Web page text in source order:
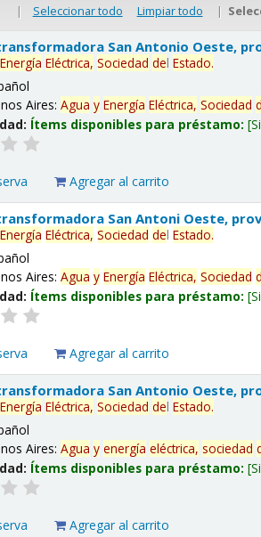
| Seleccionar todo Limpiar todo |
San Antonio Oeste,
Energía Eléctrica, Sociedad delEstado.
Aires:Agua y Energía Eléctrica, Sociedad
Ítems disponibles para préstamo:
Agregar al carrito
San Antoni Oeste,
Energía Eléctrica, Sociedad delEstado.
Aires:Agua y Energía Eléctrica, Sociedad
Ítems disponibles para préstamo:
Agregar al carrito
San Antonio Oeste,
Energía Eléctrica, Sociedad delEstado.
Aires:Agua y energía eléctrica, sociedad
Ítems disponibles para préstamo:
Agregar al carrito